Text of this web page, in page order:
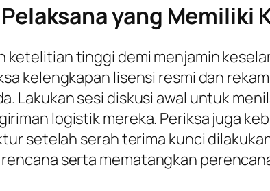
yang Memiliki
tinggi demi menjamin
kelengkapan lisensi resmi dan
Lakukan sesi diskusi awal untuk
logistik mereka. Periksa juga
setelah serah terima kunci
serta mematangkan